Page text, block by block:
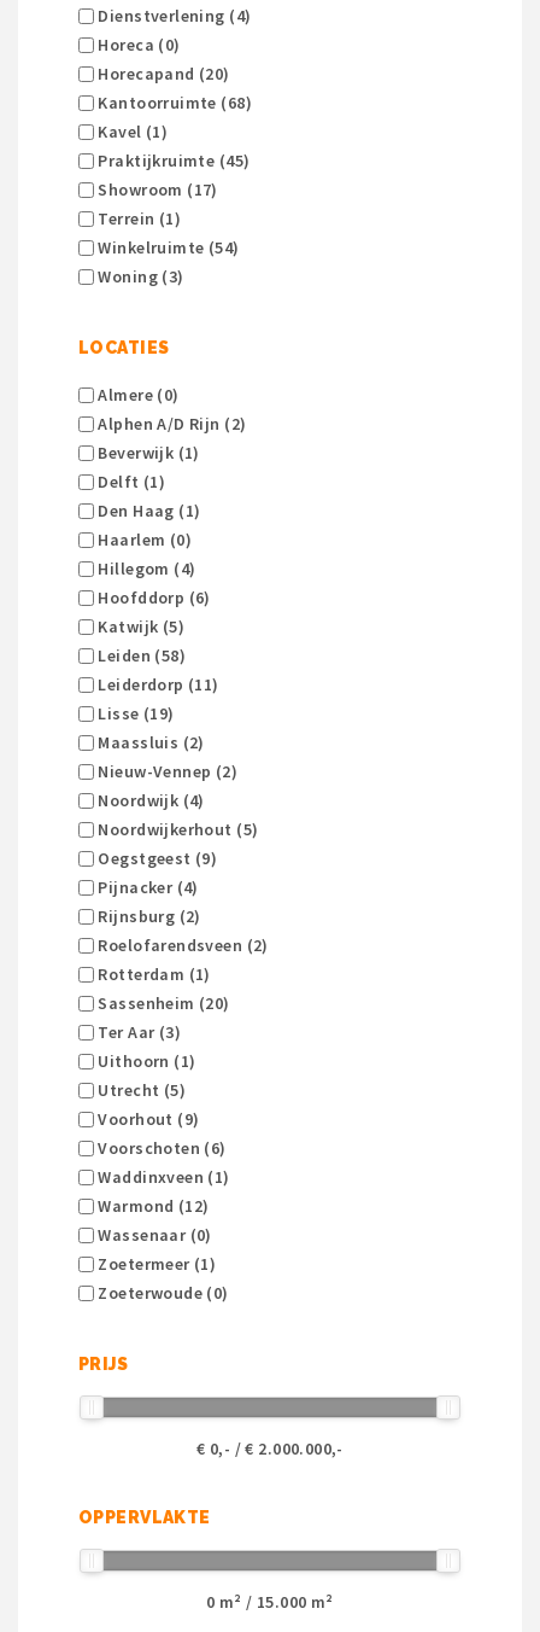
Dienstverlening (4)
Horeca (0)
Horecapand (20)
Kantoorruimte (68)
Kavel (1)
Praktijkruimte (45)
Showroom (17)
Terrein (1)
Winkelruimte (54)
Woning (3)
LOCATIES
Almere (0)
Alphen A/d Rijn (2)
Beverwijk (1)
Delft (1)
Den Haag (1)
Haarlem (0)
Hillegom (4)
Hoofddorp (6)
Katwijk (5)
Leiden (58)
Leiderdorp (11)
Lisse (19)
Maassluis (2)
Nieuw-Vennep (2)
Noordwijk (4)
Noordwijkerhout (5)
Oegstgeest (9)
Pijnacker (4)
Rijnsburg (2)
Roelofarendsveen (2)
Rotterdam (1)
Sassenheim (20)
Ter Aar (3)
Uithoorn (1)
Utrecht (5)
Voorhout (9)
Voorschoten (6)
Waddinxveen (1)
Warmond (12)
Wassenaar (0)
Zoetermeer (1)
Zoeterwoude (0)
PRIJS
€ 0,- / € 2.000.000,-
OPPERVLAKTE
0 m² / 15.000 m²